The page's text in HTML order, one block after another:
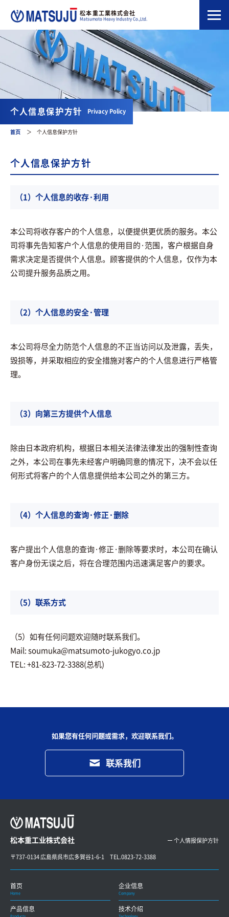
松本重工業株式会社
Matsumoto Heavy Industry Co.,Ltd.
个人信息保护方针 Privacy Policy
首页 ＞ 个人信息保护方针
个人信息保护方针
（1）个人信息的收存·利用
本公司将收存客户的个人信息，以便提供更优质的服务。本公
司将事先告知客户个人信息的使用目的·范围，客户根据自身
需求决定是否提供个人信息。顾客提供的个人信息，仅作为本
公司提升服务品质之用。
（2）个人信息的安全·管理
本公司将尽全力防范个人信息的不正当访问以及泄露，丢失，
毁损等，并采取相应的安全措施对客户的个人信息进行严格管
理。
（3）向第三方提供个人信息
除由日本政府机构，根据日本相关法律法律发出的强制性查询
之外，本公司在事先未经客户明确同意的情况下，决不会以任
何形式将客户的个人信息提供给本公司之外的第三方。
（4）个人信息的查询·修正·删除
客户提出个人信息的查询·修正·删除等要求时，本公司在确认
客户身份无误之后，将在合理范围内迅速满足客户的要求。
（5）联系方式
（5）如有任何问题欢迎随时联系我们。
Mail: soumuka@matsumoto-jukogyo.co.jp
TEL: +81-823-72-3388(总机)
如果您有任何问题或需求，欢迎联系我们。
联系我们
松本重工业株式会社
〒737-0134 広島県呉市広多賀谷1-6-1 TEL.0823-72-3388
ー 个人情报保护方针
首页
Home
企业信息
Company
产品信息
Products
技术介绍
Technology